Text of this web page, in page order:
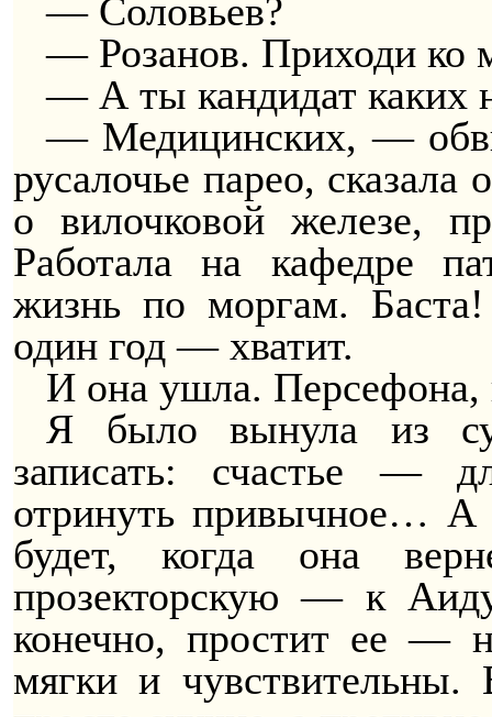
— Соловьев?
— Розанов. Приходи ко
— А ты кандидат каких
— Медицинских, —
русалочье парео,
о вилочковой железе,
Работала на кафедре
жизнь по моргам.
один год — хватит.
И она ушла. Персефона,
Я было вынула из
записать: счастье —
отринуть привычное… А
будет, когда она
прозекторскую — к
конечно, простит ее —
мягки и